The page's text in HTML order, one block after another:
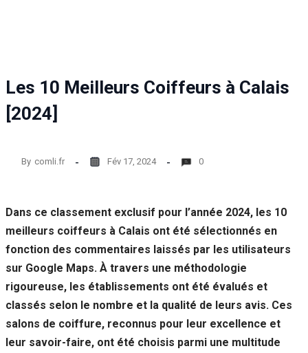
Les 10 Meilleurs Coiffeurs à Calais
[2024]
By comli.fr Fév 17, 2024 0
Dans ce classement exclusif pour l’année 2024, les 10
meilleurs coiffeurs à Calais ont été sélectionnés en
fonction des commentaires laissés par les utilisateurs
sur Google Maps. À travers une méthodologie
rigoureuse, les établissements ont été évalués et
classés selon le nombre et la qualité de leurs avis. Ces
salons de coiffure, reconnus pour leur excellence et
leur savoir-faire, ont été choisis parmi une multitude